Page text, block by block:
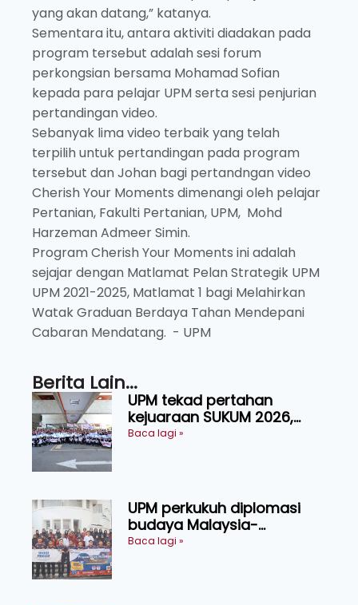
yang akan datang,” katanya.
Sementara itu, antara aktiviti diadakan pada
program tersebut adalah sesi forum
perkongsian bersama Mohamad Sofian
kepada para pelajar UPM serta sesi penjurian
pertandingan video.
Sebanyak lima video terbaik yang telah
terpilih untuk pertandingan pada program
tersebut dan Johan bagi pertandngan video
Cherish Your Moments dimenangi oleh pelajar
Pertanian, Fakulti Pertanian, UPM, Mohd
Harzeman Admeer Simin.
Program Cherish Your Moments ini adalah
sejajar dengan Matlamat Pelan Strategik UPM
UPM 2021-2025, Matlamat 1 bagi Melahirkan
Watak Graduan Berdaya Tahan Mendepani
Cabaran Mendatang. - UPM
Berita Lain...
UPM tekad pertahan
kejuaraan SUKUM 2026,
sasar 16 pingat emas
Baca lagi »
UPM perkukuh diplomasi
budaya Malaysia-
Indonesia melalui Narasi
Baca lagi »